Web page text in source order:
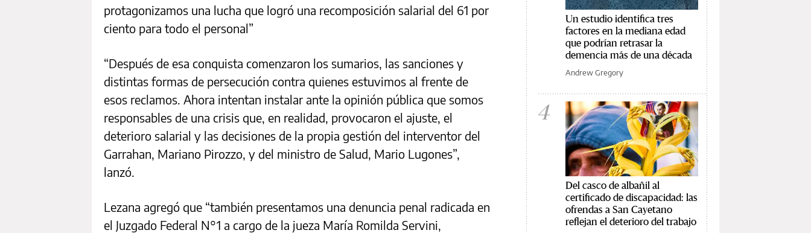
protagonizamos una lucha que logró una recomposición salarial del 61 por
ciento para todo el personal”
“Después de esa conquista comenzaron los sumarios, las sanciones y
distintas formas de persecución contra quienes estuvimos al frente de
esos reclamos. Ahora intentan instalar ante la opinión pública que somos
responsables de una crisis que, en realidad, provocaron el ajuste, el
deterioro salarial y las decisiones de la propia gestión del interventor del
Garrahan, Mariano Pirozzo, y del ministro de Salud, Mario Lugones”,
lanzó.
Lezana agregó que “también presentamos una denuncia penal radicada en
el Juzgado Federal N°1 a cargo de la jueza María Romilda Servini,
Un estudio identifica tres
factores en la mediana edad
que podrían retrasar la
demencia más de una década
Andrew Gregory
4
Del casco de albañil al
certificado de discapacidad: las
ofrendas a San Cayetano
reflejan el deterioro del trabajo